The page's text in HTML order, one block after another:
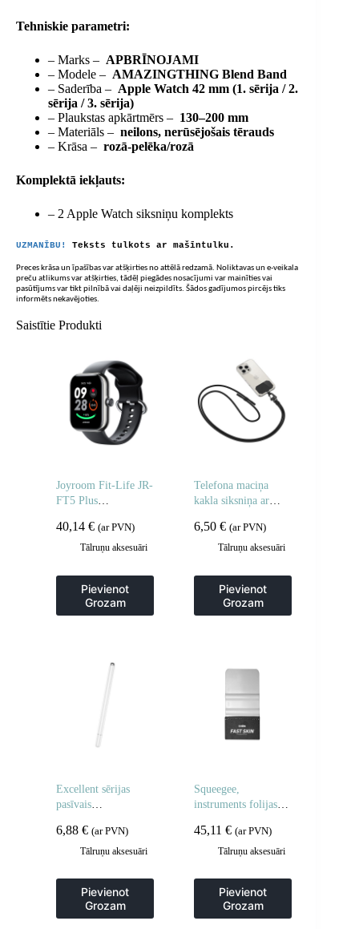
Tehniskie parametri:
– Marks – APBRĪNOJAMI
– Modele – AMAZINGTHING Blend Band
– Saderība – Apple Watch 42 mm (1. sērija / 2.
sērija / 3. sērija)
– Plaukstas apkārtmērs – 130–200 mm
– Materiāls – neilons, nerūsējošais tērauds
– Krāsa – rozā-pelēka/rozā
Komplektā iekļauts:
– 2 Apple Watch siksniņu komplekts
UZMANĪBU! Teksts tulkots ar mašīntulku.
Preces krāsa un īpašības var atšķirties no attēlā redzamā. Noliktavas un e-veikala
preču atlikums var atšķirties, tādēļ piegādes nosacījumi var mainīties vai
pasūtījums var tikt pilnībā vai daļēji neizpildīts. Šādos gadījumos pircējs tiks
informēts nekavējoties.
Saistītie Produkti
Joyroom Fit-Life JR-
FT5 Plus
zvanu atbildēšanas
funkciju – melns
40,14 € (ar PVN)
Tālruņu aksesuāri
Pievienot
Grozam
Telefona maciņa
kakla siksniņa ar
80 cm – melna
6,50€ (ar PVN)
Tālruņu aksesuāri
Pievienot
Grozam
Excellent sērijas
pasīvais
kapacitatīvajiem
ekrāniem – balts
6,88 € (ar PVN)
Tālruņu aksesuāri
Pievienot
Grozam
Squeegee,
instruments folijas
pulksteņiem
45,11€ (ar PVN)
Tālruņu aksesuāri
Pievienot
Grozam